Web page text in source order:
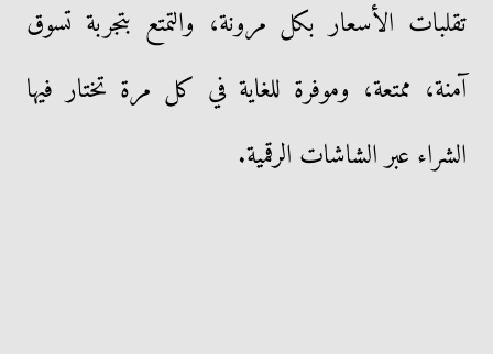
تقلبات الأسعار بكل مرونة، والتمتع بتجربة تسوق
آمنة، ممتعة، وموفرة للغاية في كل مرة تختار فيها
الشراء عبر الشاشات الرقمية.